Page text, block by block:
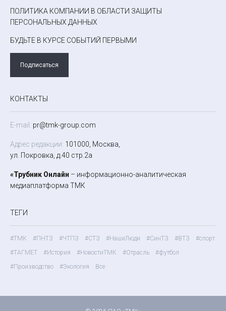
ПОЛИТИКА КОМПАНИИ В ОБЛАСТИ ЗАЩИТЫ
ПЕРСОНАЛЬНЫХ ДАННЫХ
БУДЬТЕ В КУРСЕ СОБЫТИЙ ПЕРВЫМИ
Подписаться
КОНТАКТЫ
E-mail: pr@tmk-group.com
Адрес редакции: 101000, Москва,
ул. Покровка, д.40 стр.2а
«Трубник Онлайн – информационно-аналитическая
медиаплатформа ТМК
ТЕГИ
#ТМК #ПНТЗ #ЧТПЗ #СТЗ #НашиЛюди #СинТЗ #ВТЗ
#спорт
#ТАГМЕТ
#История #НовостиТМК #Отрасль
#футбол
#Производство
#Экология Все